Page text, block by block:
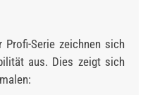
Profi-Serie zeichnen sich
aus. Dies zeigt sich